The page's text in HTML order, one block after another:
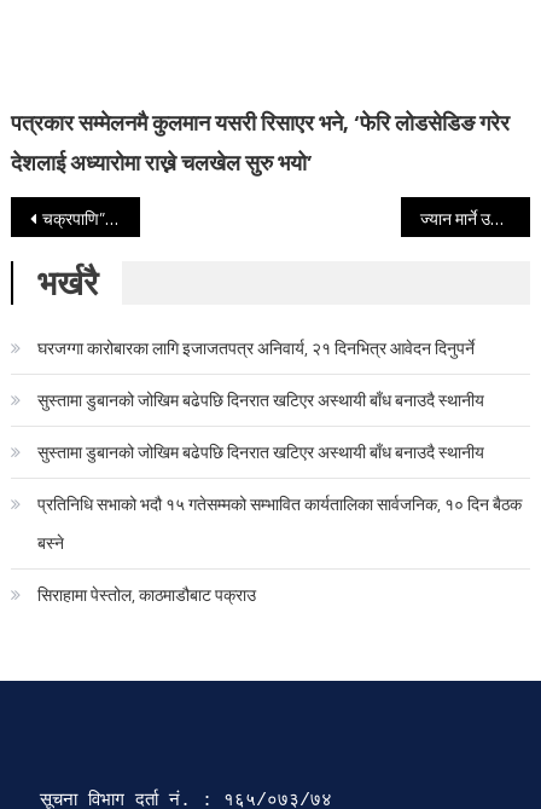
पत्रकार सम्मेलनमै कुलमान यसरी रिसाएर भने, ‘फेरि लोडसेडिङ गरेर
देशलाई अध्यारोमा राख्ने चलखेल सुरु भयो’
Post navigation
चक्रपाणि” कथा प्रतियोगिताको नतिजा सार्वजनिक, उत्कृष्ट पाँच पुरस्कृत ज्यान मार्ने उद्योगमा दीपक मनाङे दोषी ठहर
भर्खरै
घरजग्गा कारोबारका लागि इजाजतपत्र अनिवार्य, २१ दिनभित्र आवेदन दिनुपर्ने
सुस्तामा डुबानको जोखिम बढेपछि दिनरात खटिएर अस्थायी बाँध बनाउदै स्थानीय
सुस्तामा डुबानको जोखिम बढेपछि दिनरात खटिएर अस्थायी बाँध बनाउदै स्थानीय
प्रतिनिधि सभाको भदौ १५ गतेसम्मको सम्भावित कार्यतालिका सार्वजनिक, १० दिन बैठक
बस्ने
सिराहामा पेस्तोल, काठमाडौबाट पक्राउ
सूचना विभाग दर्ता‍ नं. : १६५/०७३/७४